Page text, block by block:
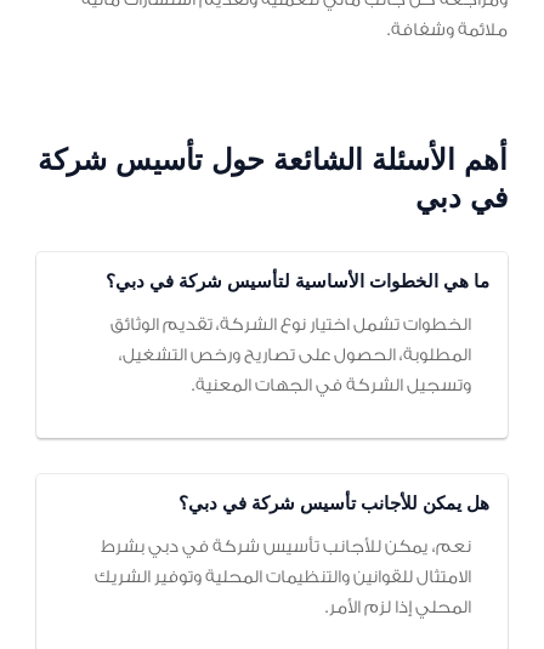
ملائمة وشفافة.
أهم الأسئلة الشائعة حول تأسيس شركة
في دبي
ما هي الخطوات الأساسية لتأسيس شركة في دبي؟
الخطوات تشمل اختيار نوع الشركة، تقديم الوثائق
المطلوبة، الحصول على تصاريح ورخص التشغيل،
وتسجيل الشركة في الجهات المعنية.
هل يمكن للأجانب تأسيس شركة في دبي؟
نعم، يمكن للأجانب تأسيس شركة في دبي بشرط
الامتثال للقوانين والتنظيمات المحلية وتوفير الشريك
المحلي إذا لزم الأمر.